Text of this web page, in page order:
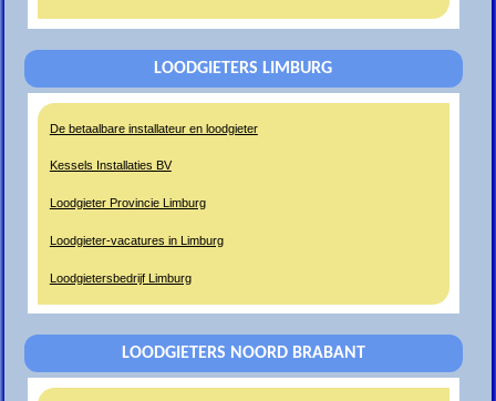
LOODGIETERS LIMBURG
De betaalbare installateur en loodgieter
Kessels Installaties BV
Loodgieter Provincie Limburg
Loodgieter-vacatures in Limburg
Loodgietersbedrijf Limburg
LOODGIETERS NOORD BRABANT